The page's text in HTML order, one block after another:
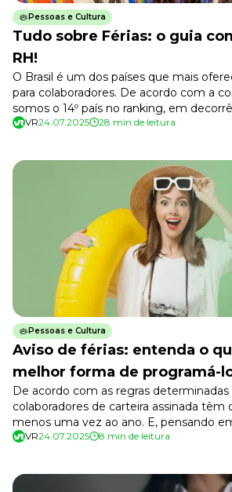
Tudo para facilitar a rotina
Imprensa
VR na Imprensa
Cursos
Cursos
Todos os Cursos
Explore o nosso acervo
Departamento Pessoal
Para simplificar os processos
Gestão de Empresas e
Eleve os resultados da organização
Gestão de Pessoas e
Capacitação com especialistas
Recursos Humanos
Fortaleça a cultura organizacional
Treinamento de Produto
Desenvolva a sua equipe
Materiais Gratuitos
Materiais Gratuitos
Todos os Materiais Gratuitos
Confira nossos materiais
Pessoas e Cultura
Tudo sobre Férias: o guia
RH!
O Brasil é um dos países que mais
para colaboradores. De acordo com a
somos o 14º país no ranking, em
trabalhistas que determinam o período
VR24.07.2025 28 min de leitura
Pessoas e Cultura
Aviso de férias: entenda o
melhor forma de programá-
De acordo com as regras determinadas
colaboradores de carteira assinada têm
menos uma vez ao ano. E, pensando
empresas e os colaboradores a se
VR24.07.2025 8 min de leitura